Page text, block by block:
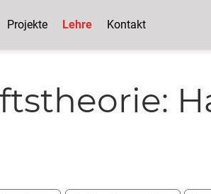
Projekte Lehre Kontakt